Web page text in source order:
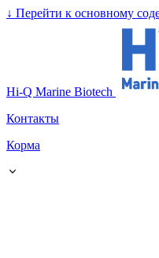
↓ Перейти к основному
Hi-Q Marine Biotech
Контакты
Корма